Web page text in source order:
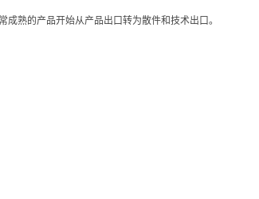
熟的产品开始从产品出口转为散件和技术出口。